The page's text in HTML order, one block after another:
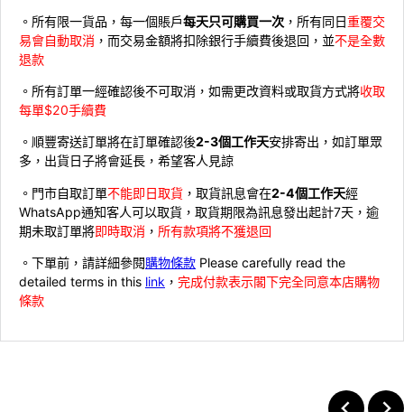
。所有限一貨品，每一個賬戶每天只可購買一次 ，所有同日重覆交
易會自動取消 ，而交易金額將扣除銀行手續費後退回，並不是全數
退款
。所有訂單一經確認後不可取消，如需更改資料或取貨方式將收取
每單$20手續費
。順豐寄送訂單將在訂單確認後2-3個工作天安排寄出，如訂單眾
多，出貨日子將會延長，希望客人見諒
。門市自取訂單不能即日取貨 ，取貨訊息會在2-4個工作天經
WhatsApp通知客人可以取貨，取貨期限為訊息發出起計7天，逾
期未取訂單將即時取消 ， 所有款項將不獲退回
。下單前，請詳細參閱購物條款 Please carefully read the
detailed terms in this link ， 完成付款表示閣下完全同意本店購物
條款